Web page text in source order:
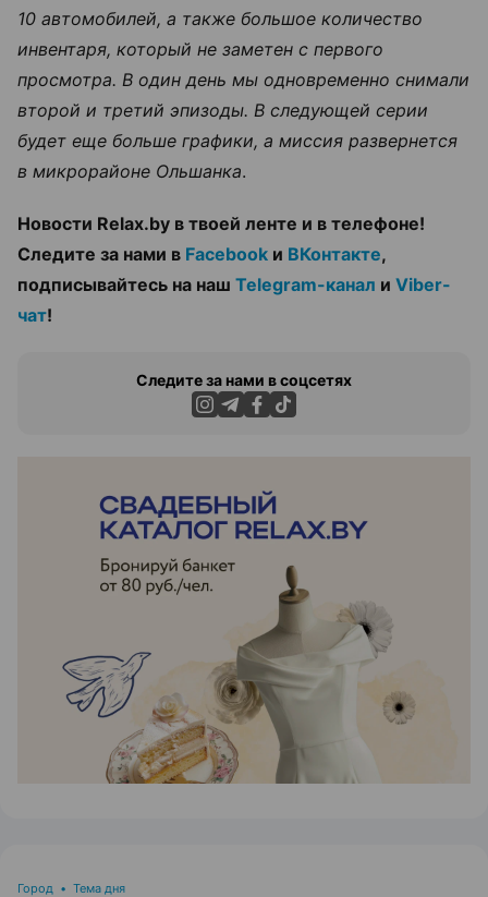
10 автомобилей, а также большое количество
инвентаря, который не заметен с первого
просмотра. В один день мы одновременно снимали
второй и третий эпизоды. В следующей серии
будет еще больше графики, а миссия развернется
в микрорайоне Ольшанка.
Новости Relax.by в твоей ленте и в телефоне!
Следите за нами в Facebook и ВКонтакте,
подписывайтесь на наш Telegram-канал и Viber-
чат!
Следите за нами в соцсетях
ЭФФЕКТИВНАЯ РЕКЛАМА НА САЙТЕ
Город • Тема дня